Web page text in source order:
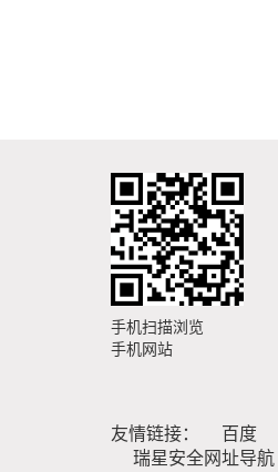
手机扫描浏览
手机网站
友情链接： 百度
瑞星安全网址导航